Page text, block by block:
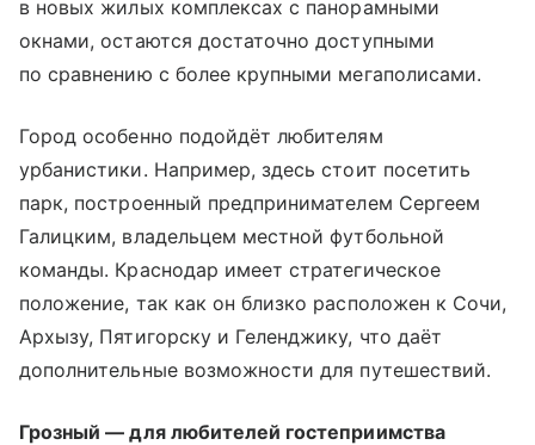
в новых жилых комплексах с панорамными
окнами, остаются достаточно доступными
по сравнению с более крупными мегаполисами.
Город особенно подойдёт любителям
урбанистики. Например, здесь стоит посетить
парк, построенный предпринимателем Сергеем
Галицким, владельцем местной футбольной
команды. Краснодар имеет стратегическое
положение, так как он близко расположен к Сочи,
Архызу, Пятигорску и Геленджику, что даёт
дополнительные возможности для путешествий.
Грозный — для любителей гостеприимства